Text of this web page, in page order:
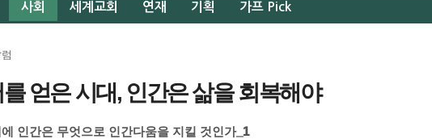
사회 세계교회 연재 기획 가프 Pick
얻은 시대, 인간은 삶을 회복해야
인간은 무엇으로 인간다움을 지킬 것인가_1